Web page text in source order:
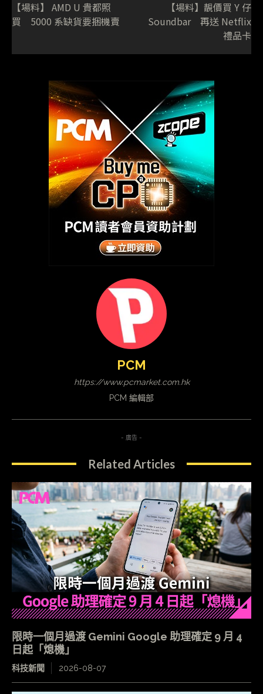
【場料】 AMD U 貴都照
買 5000 系缺貨要捆機賣
【場料】靚價買 Y 仔
Soundbar 再送 Netflix
禮品卡
PCM
https://www.pcmarket.com.hk
PCM 編輯部
- 廣告 -
Related Articles
限時一個月過渡 Gemini Google 助理確定 9 月 4
日起「熄機」
科技新聞 2026-08-07